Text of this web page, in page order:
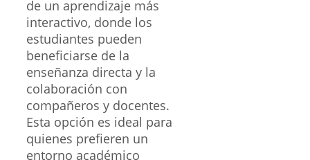
de un aprendizaje más
interactivo, donde los
estudiantes pueden
beneficiarse de la
enseñanza directa y la
colaboración con
compañeros y docentes.
Esta opción es ideal para
quienes prefieren un
entorno académico